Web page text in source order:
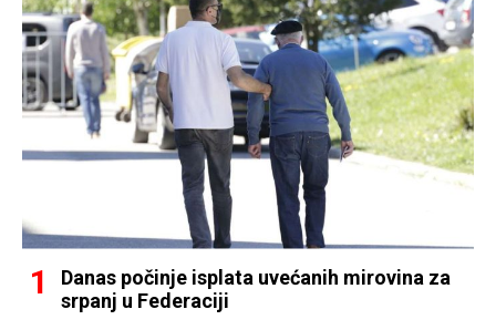
Danas počinje isplata uvećanih mirovina za
srpanj u Federaciji